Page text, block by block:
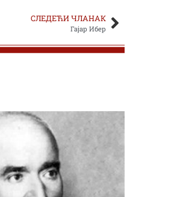
СЛЕДЕЋИ ЧЛАНАК
Гајар Ибер